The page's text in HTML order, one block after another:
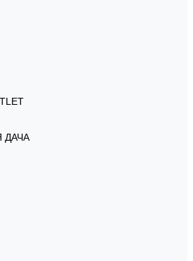
ДАЧА